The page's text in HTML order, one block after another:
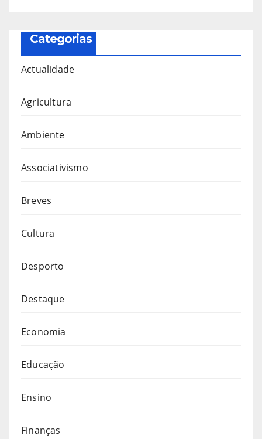
Categorias
Actualidade
Agricultura
Ambiente
Associativismo
Breves
Cultura
Desporto
Destaque
Economia
Educação
Ensino
Finanças